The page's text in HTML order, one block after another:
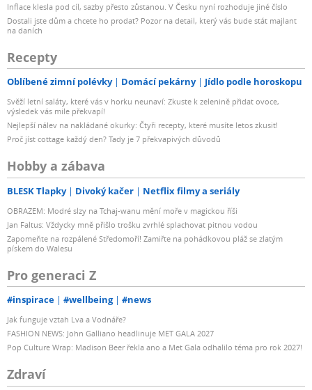
Inflace klesla pod cíl, sazby přesto zůstanou. V Česku nyní rozhoduje jiné číslo
Dostali jste dům a chcete ho prodat? Pozor na detail, který vás bude stát majlant
na daních
Recepty
Oblíbené zimní polévky Domácí pekárny Jídlo podle horoskopu
Svěží letní saláty, které vás v horku neunaví: Zkuste k zelenině přidat ovoce,
výsledek vás mile překvapí!
Nejlepší nálev na nakládané okurky: Čtyři recepty, které musíte letos zkusit!
Proč jíst cottage každý den? Tady je 7 překvapivých důvodů
Hobby a zábava
BLESK Tlapky Divoký kačer Netflix filmy a seriály
OBRAZEM: Modré slzy na Tchaj-wanu mění moře v magickou říši
Jan Faltus: Vždycky mně přišlo trošku zvrhlé splachovat pitnou vodou
Zapomeňte na rozpálené Středomoří! Zamiřte na pohádkovou pláž se zlatým
pískem do Walesu
Pro generaci Z
#inspirace #wellbeing #news
Jak funguje vztah Lva a Vodnáře?
FASHION NEWS: John Galliano headlinuje MET GALA 2027
Pop Culture Wrap: Madison Beer řekla ano a Met Gala odhalilo téma pro rok 2027!
Zdraví